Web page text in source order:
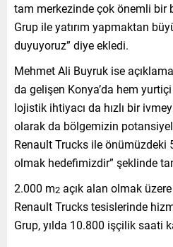
tam merkezinde çok önemli bir
Grup ile yatırım yapmaktan
duyuyoruz” diye ekledi.
Mehmet Ali Buyruk ise
da gelişen Konya’da hem
lojistik ihtiyacı da hızlı bir
olarak da bölgemizin
Renault Trucks ile önümüzdeki
olmak hedefimizdir” şeklinde
2.000 m2 açık alan olmak
Renault Trucks tesislerinde
Grup, yılda 10.800 işçilik saati